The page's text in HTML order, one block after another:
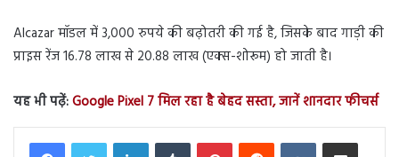
Alcazar मॉडल में 3,000 रुपये की बढ़ोतरी की गई है, जिसके बाद गाड़ी की
प्राइस रेंज 16.78 लाख से ​​20.88 लाख (एक्स-शोरूम) हो जाती है।
यह भी पढ़ें:Google Pixel 7 मिल रहा है बेहद सस्ता, जानें शानदार फीचर्स
LinkedInTumblr PinterestReddit VKontakteShare via Email